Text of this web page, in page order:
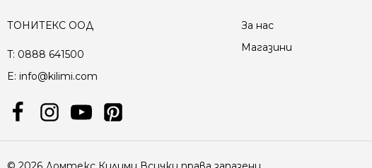
ТОНИТЕКС ООД
T: 0888 641500
E: info@kilimi.com
За нас
Магазини